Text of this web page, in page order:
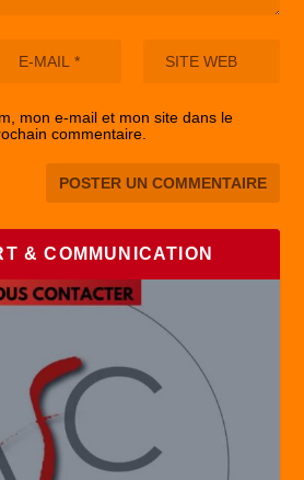
mon e-mail et mon site dans le
commentaire.
& COMMUNICATION